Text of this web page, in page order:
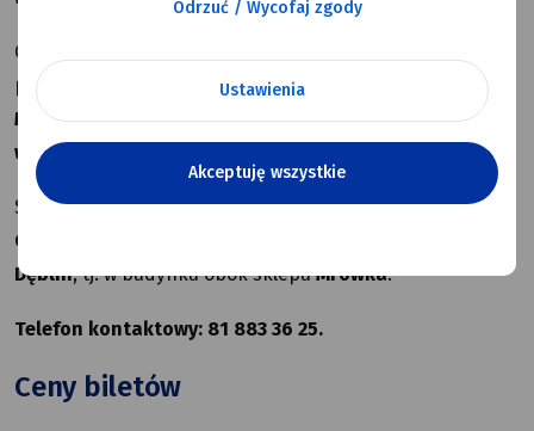
Obsługę wniosków, sprzedaż oraz wydawanie e-kart
prowadzi operator dęblińskiej komunikacji miejskiej –
Miejski Zakład Gospodarki Komunalnej sp. z o.o.
w Dęblinie
Sprawy związane z e-kartami obsługiwane są wBiurze
Obsługi Klienta MZGK
Dęblin, tj. w budynku obok sklepuMrówka.
Telefon kontaktowy: 81 883 36 25.
Ceny biletów
Odrzuć / Wycofaj zgody
Ustawienia
Akceptuję wszystkie